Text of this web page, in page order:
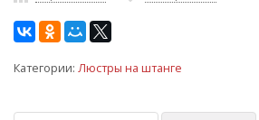
Категории: Люстры на штанге